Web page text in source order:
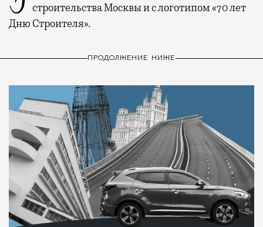
строительства Москвы и с логотипом «70 лет
Дню Строителя».
ПРОДОЛЖЕНИЕ НИЖЕ